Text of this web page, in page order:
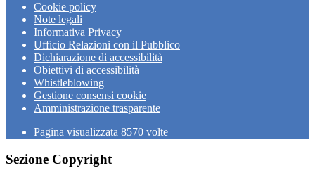
Cookie policy
Note legali
Informativa Privacy
Ufficio Relazioni con il Pubblico
Dichiarazione di accessibilità
Obiettivi di accessibilità
Whistleblowing
Gestione consensi cookie
Amministrazione trasparente
Pagina visualizzata 8570 volte
Sezione Copyright